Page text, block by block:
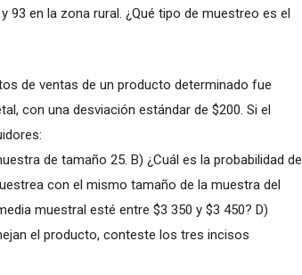
93 en la zona rural. ¿Qué tipo de muestreo es el
de ventas de un producto determinado fue
con una desviación estándar de $200. Si el
de tamaño 25. B) ¿Cuál es la probabilidad de
con el mismo tamaño de la muestra del
muestral esté entre $3 350 y $3 450? D)
el producto, conteste los tres incisos